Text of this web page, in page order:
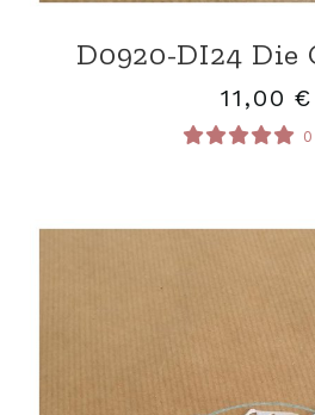
D0920-DI24 Die
11,00 €